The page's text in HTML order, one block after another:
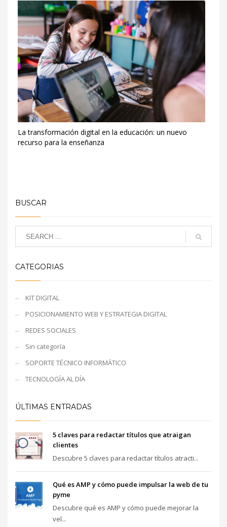
La transformación digital en la educación: un nuevo
recurso para la enseñanza
BUSCAR
CATEGORIAS
KIT DIGITAL
POSICIONAMIENTO WEB Y ESTRATEGIA DIGITAL
REDES SOCIALES
Sin categoría
SOPORTE TÉCNICO INFORMÁTICO
TECNOLOGÍA AL DÍA
ÚLTIMAS ENTRADAS
5 claves para redactar títulos que atraigan
clientes
Descubre 5 claves para redactar títulos atracti...
Qué es AMP y cómo puede impulsar la web de tu
pyme
Descubre qué es AMP y cómo puede mejorar la
vel...